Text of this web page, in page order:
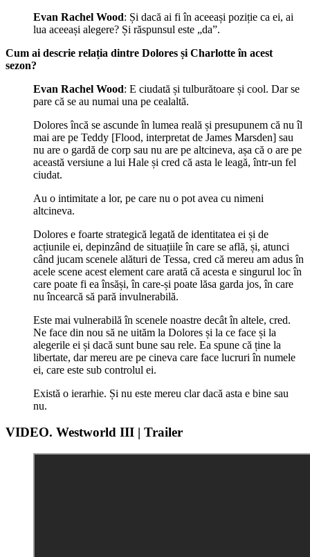
Evan Rachel Wood: Și dacă ai fi în aceeași poziție ca ei, ai
lua aceeași alegere? Și răspunsul este „da”.
Cum ai descrie relația dintre Dolores și Charlotte în acest
sezon?
Evan Rachel Wood: E ciudată și tulburătoare și cool. Dar se
pare că se au numai una pe cealaltă.
Dolores încă se ascunde în lumea reală și presupunem că nu îl
mai are pe Teddy [Flood, interpretat de James Marsden] sau
nu are o gardă de corp sau nu are pe altcineva, așa că o are pe
această versiune a lui Hale și cred că asta le leagă, într-un fel
ciudat.
Au o intimitate a lor, pe care nu o pot avea cu nimeni
altcineva.
Dolores e foarte strategică legată de identitatea ei și de
acțiunile ei, depinzând de situațiile în care se află, și, atunci
când jucam scenele alături de Tessa, cred că mereu am adus în
acele scene acest element care arată că acesta e singurul loc în
care poate fi ea însăși, în care-și poate lăsa garda jos, în care
nu încearcă să pară invulnerabilă.
Este mai vulnerabilă în scenele noastre decât în altele, cred.
Ne face din nou să ne uităm la Dolores și la ce face și la
alegerile ei și dacă sunt bune sau rele. Ea spune că ține la
libertate, dar mereu are pe cineva care face lucruri în numele
ei, care este sub controlul ei.
Există o ierarhie. Și nu este mereu clar dacă asta e bine sau
nu.
VIDEO. Westworld III | Trailer